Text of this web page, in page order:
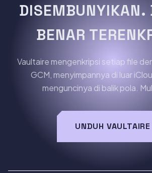
DISEMBUNYIKAN.
BENAR
Vaultaire mengenkripsi setiap file
GCM, menyimpannya di luar
menguncinya di balik pola.
UNDUH VAULTAIRE